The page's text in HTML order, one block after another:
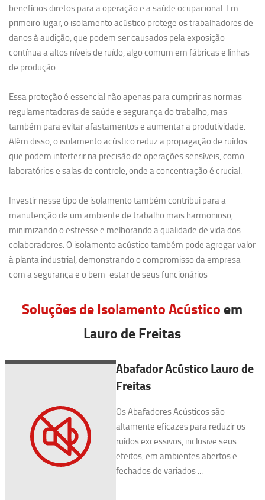
benefícios diretos para a operação e a saúde ocupacional. Em
primeiro lugar, o isolamento acústico protege os trabalhadores de
danos à audição, que podem ser causados pela exposição
contínua a altos níveis de ruído, algo comum em fábricas e linhas
de produção.
Essa proteção é essencial não apenas para cumprir as normas
regulamentadoras de saúde e segurança do trabalho, mas
também para evitar afastamentos e aumentar a produtividade.
Além disso, o isolamento acústico reduz a propagação de ruídos
que podem interferir na precisão de operações sensíveis, como
laboratórios e salas de controle, onde a concentração é crucial.
Investir nesse tipo de isolamento também contribui para a
manutenção de um ambiente de trabalho mais harmonioso,
minimizando o estresse e melhorando a qualidade de vida dos
colaboradores. O isolamento acústico também pode agregar valor
à planta industrial, demonstrando o compromisso da empresa
com a segurança e o bem-estar de seus funcionários
Soluções de Isolamento Acústico em
Lauro de Freitas
Abafador Acústico Lauro de
Freitas
Os Abafadores Acústicos são
altamente eficazes para reduzir os
ruídos excessivos, inclusive seus
efeitos, em ambientes abertos e
fechados de variados ...